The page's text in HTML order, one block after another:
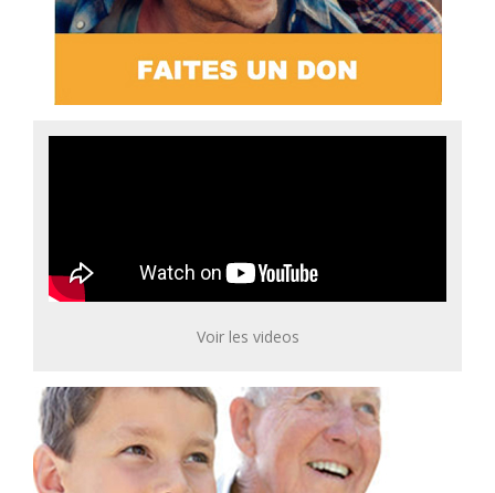
Voir les videos